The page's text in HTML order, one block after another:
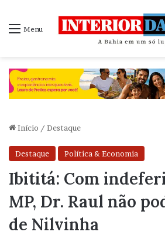
Menu
Início / Destaque
Destaque Política & Economia
Ibititá: Com
MP, Dr. Raul não
de Nilvinha